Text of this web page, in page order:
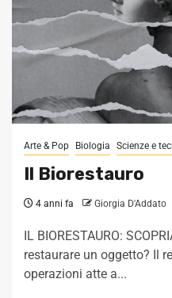
Arte & Pop Biologia Scienze e
Il Biorestauro
4 anni fa Giorgia D'Addato
IL BIORESTAURO:
restaurare un oggetto? Il
operazioni atte a...